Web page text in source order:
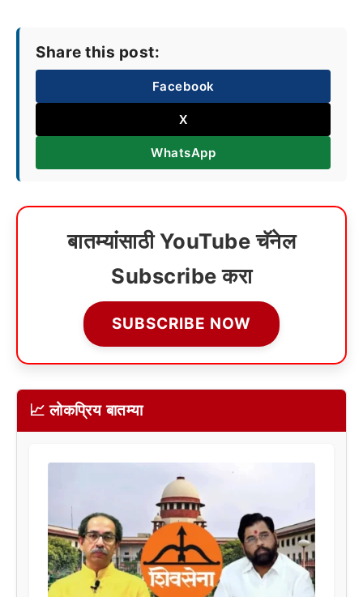
Share this post:
Facebook
X
WhatsApp
बातम्यांसाठी YouTube चॅनेल
Subscribe करा
SUBSCRIBE NOW
📈 लोकप्रिय बातम्या